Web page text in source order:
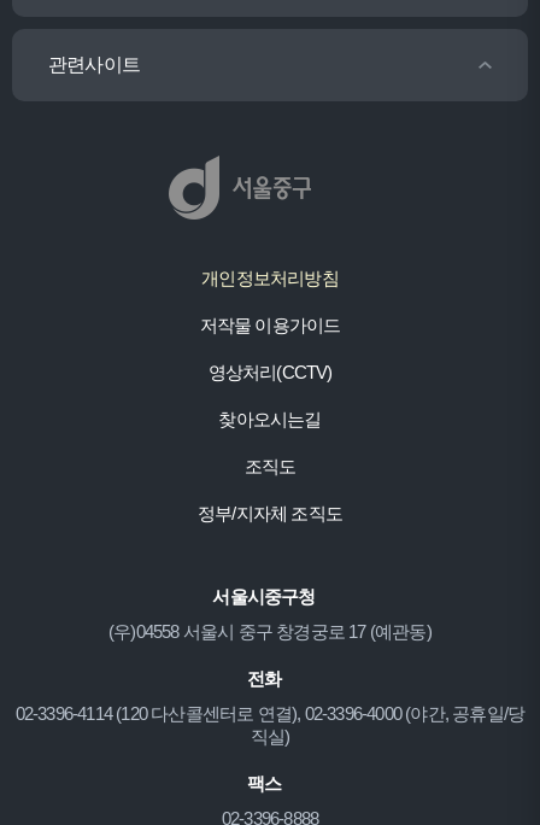
관련사이트
개인정보처리방침
저작물 이용가이드
영상처리(CCTV)
찾아오시는길
조직도
정부/지자체 조직도
서울시중구청
(우)04558 서울시 중구 창경궁로 17 (예관동)
전화
02-3396-4114 (120 다산콜센터로 연결), 02-3396-4000 (야간, 공휴일/당
직실)
팩스
02-3396-8888